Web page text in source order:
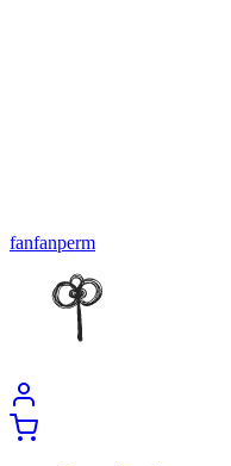
fanfanperm